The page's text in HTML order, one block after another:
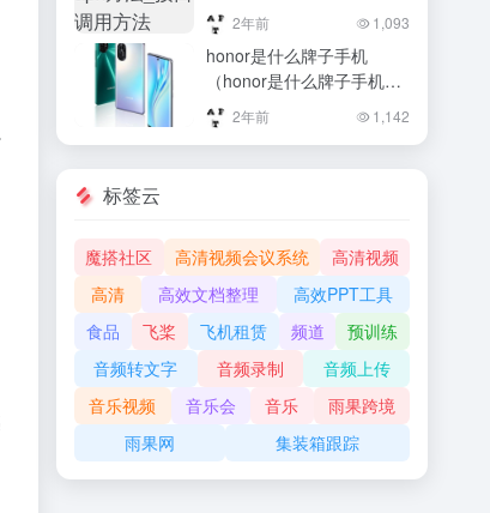
2年前 1,093
honor是什么牌子手机
（honor是什么牌子手机，
性能与颜值的无暇结合！）
honor是什么牌子手机，性
2年前 1,142
标签云
魔搭社区 高清视频会议系统
高清视频
高清
高效文档整理
高效PPT工具
食品
飞桨 飞机租赁 频道
预训练
音频转文字
音频录制
音频上传
音乐视频
音乐会 音乐
雨果跨境
雨果网
集装箱跟踪